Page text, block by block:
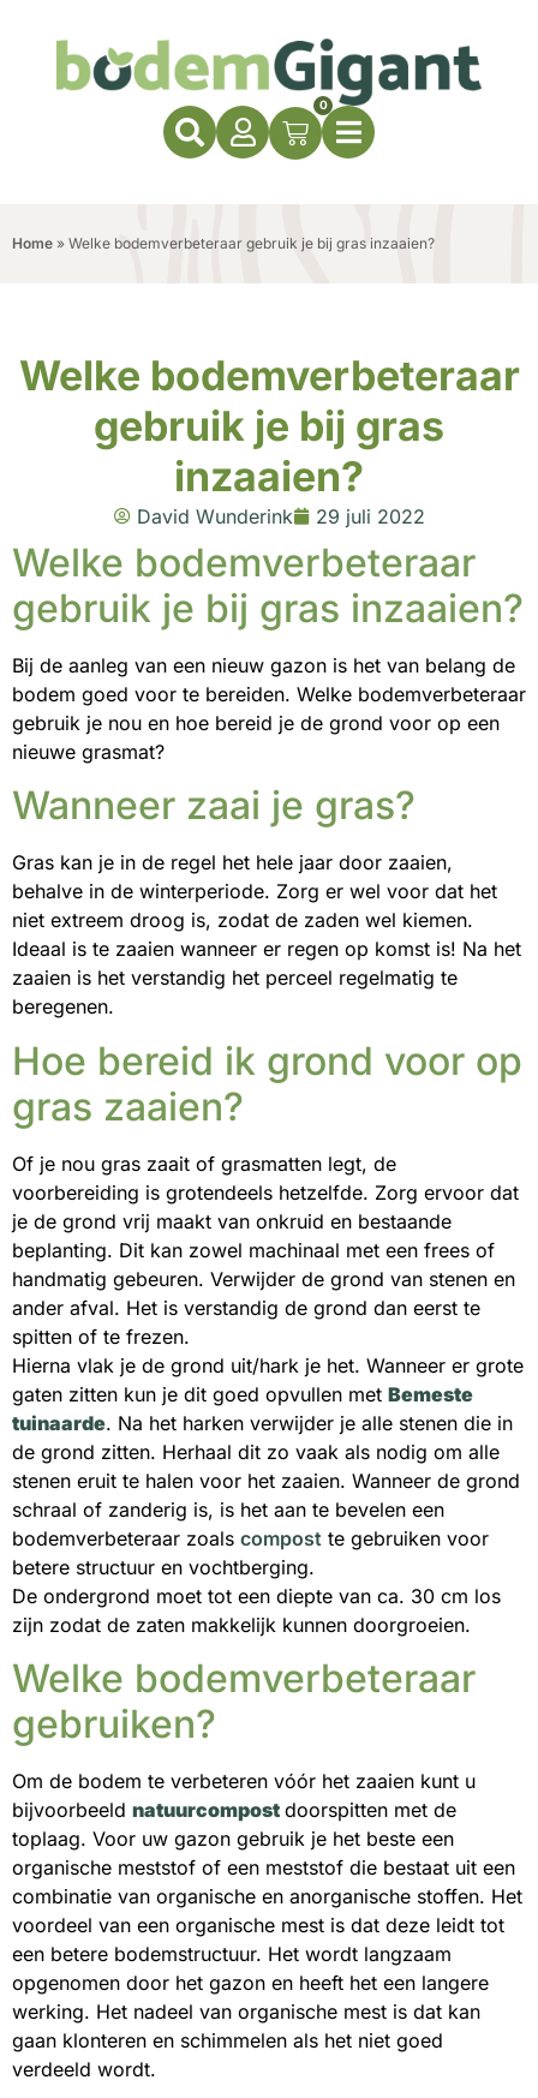
0
Home » Welke bodemverbeteraar gebruik je bij gras inzaaien?
Welke bodemverbeteraar
gebruik je bij gras
inzaaien?
David Wunderink 29 juli 2022
Welke bodemverbeteraar
gebruik je bij gras inzaaien?
Bij de aanleg van een nieuw gazon is het van belang de
bodem goed voor te bereiden. Welke bodemverbeteraar
gebruik je nou en hoe bereid je de grond voor op een
nieuwe grasmat?
Wanneer zaai je gras?
Gras kan je in de regel het hele jaar door zaaien,
behalve in de winterperiode. Zorg er wel voor dat het
niet extreem droog is, zodat de zaden wel kiemen.
Ideaal is te zaaien wanneer er regen op komst is! Na het
zaaien is het verstandig het perceel regelmatig te
beregenen.
Hoe bereid ik grond voor op
gras zaaien?
Of je nou gras zaait of grasmatten legt, de
voorbereiding is grotendeels hetzelfde. Zorg ervoor dat
je de grond vrij maakt van onkruid en bestaande
beplanting. Dit kan zowel machinaal met een frees of
handmatig gebeuren. Verwijder de grond van stenen en
ander afval. Het is verstandig de grond dan eerst te
spitten of te frezen.
Hierna vlak je de grond uit/hark je het. Wanneer er grote
gaten zitten kun je dit goed opvullen met Bemeste
tuinaarde. Na het harken verwijder je alle stenen die in
de grond zitten. Herhaal dit zo vaak als nodig om alle
stenen eruit te halen voor het zaaien. Wanneer de grond
schraal of zanderig is, is het aan te bevelen een
bodemverbeteraar zoals compost te gebruiken voor
betere structuur en vochtberging.
De ondergrond moet tot een diepte van ca. 30 cm los
zijn zodat de zaten makkelijk kunnen doorgroeien.
Welke bodemverbeteraar
gebruiken?
Om de bodem te verbeteren vóór het zaaien kunt u
bijvoorbeeld natuurcompost doorspitten met de
toplaag. Voor uw gazon gebruik je het beste een
organische meststof of een meststof die bestaat uit een
combinatie van organische en anorganische stoffen. Het
voordeel van een organische mest is dat deze leidt tot
een betere bodemstructuur. Het wordt langzaam
opgenomen door het gazon en heeft het een langere
werking. Het nadeel van organische mest is dat kan
gaan klonteren en schimmelen als het niet goed
verdeeld wordt.